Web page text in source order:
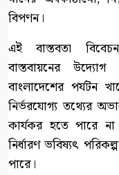
বিপণন।
এই বাস্তবতা
বাস্তবায়নের
বাংলাদেশের পর্যটন
নির্ভরযোগ্য তথ্যের
কার্যকর হতে পারে
নির্ধারণ ভবিষ্যৎ
পারে।